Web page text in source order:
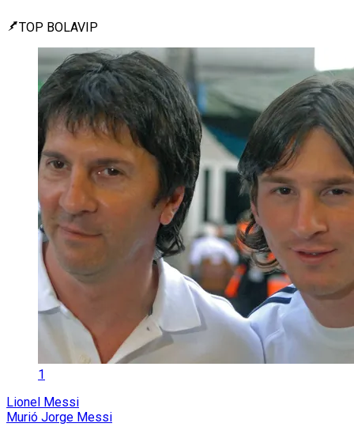
TOP BOLAVIP
1
Lionel Messi
Murió Jorge Messi